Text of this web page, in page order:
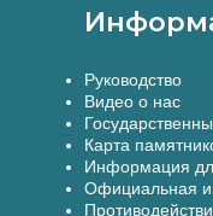
Руководство
Видео о нас
Карта
Информация
Официальная